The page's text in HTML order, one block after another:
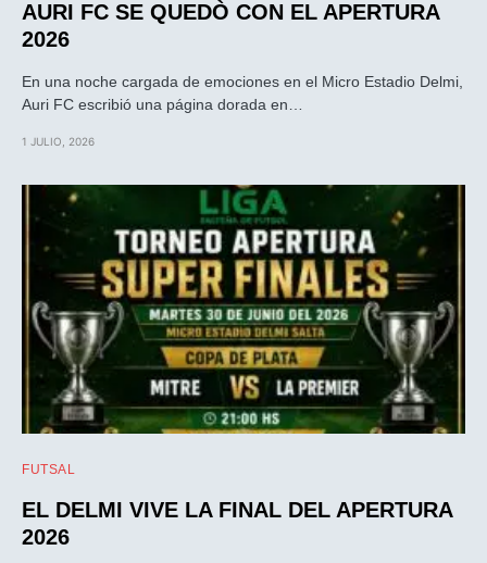
AURI FC SE QUEDÒ CON EL APERTURA
2026
En una noche cargada de emociones en el Micro Estadio Delmi,
Auri FC escribió una página dorada en…
1 JULIO, 2026
FUTSAL
EL DELMI VIVE LA FINAL DEL APERTURA
2026